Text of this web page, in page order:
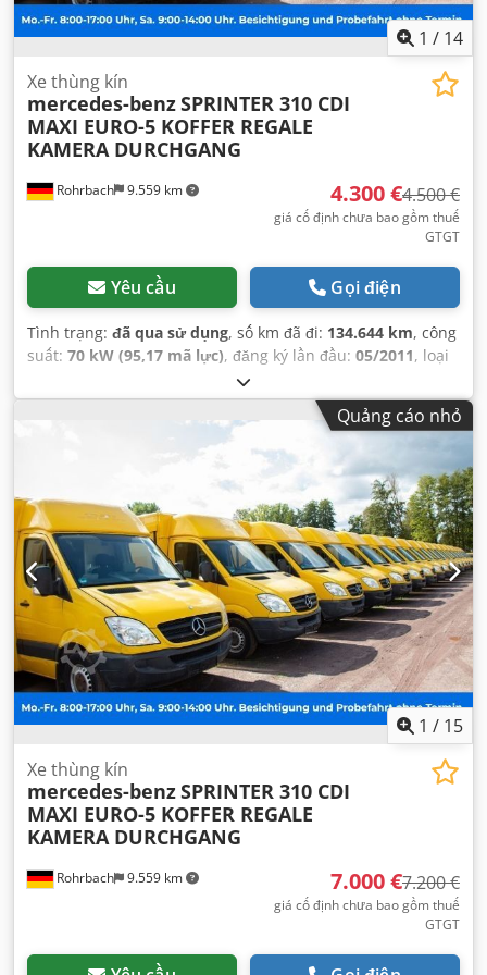
kiểm soát lực kéo, máy tính trên xe, túi khí,
1 / 14
Rohrbach 9.559 km
Xe thùng kín
mercedes-benzSPRINTER 310 CDI
MAXI EURO-5 KOFFER REGALE
KAMERA DURCHGANG
4.300 €4.500 €
giá cố định chưa bao gồm thuế
GTGT
Yêu cầu Gọi điện
Tình trạng: đã qua sử dụng, số km đã đi: 134.644 km, công
suất: 70 kW (95,17 mã lực), đăng ký lần đầu: 05/2011, loại
, trọng lượng không tải:
lượng tải tối đa:950 kg, trọng lượng tổng cộng:3.500 kg,
, chiều dài cơ sở: 4.325 mm, nhiên liệu:
259 g/km, mức tiêu thụ nhiên liệu
, mức tiêu thụ nhiên liệu (ngoài đô
, mức tiêu thụ nhiên liệu (kết hợp):9,8
lít/100 km, màu sắc:vàng, cabin lái:khác, loại truyền
động bánh răng:tự động, hạng mục khí thải:Euro 5, hệ
thống treo:khác, số chỗ ngồi:2, tổng chiều dài:7.057 mm,
chiều dài không gian chứa hàng:4.380 mm, chiều rộng
khoang hàng:2.000 mm, chiều cao khoang chứa hàng:
2.000 mm , Năm sản xuất:2011, chiều cao xây dựng:2.690
mm, Thiết bị:ABS, chương trình cân bằng điện tử (ESP),
hệ thống chống trộm (immobilizer), khóa trung tâm,
kiểm soát lực kéo, máy tính trên xe, túi khí,
Quảng cáo nhỏ
1 / 15
Rohrbach 9.559 km
Xe thùng kín
mercedes-benzSPRINTER 310 CDI
MAXI EURO-5 KOFFER REGALE
KAMERA DURCHGANG
7.000 €7.200 €
giá cố định chưa bao gồm thuế
GTGT